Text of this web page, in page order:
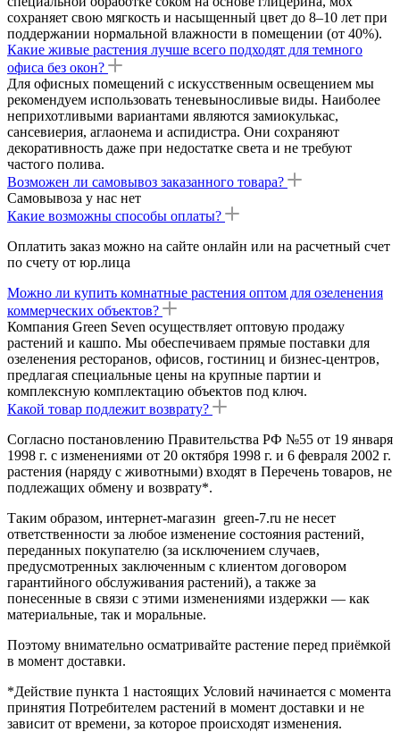
сохраняет свою мягкость и насыщенный цвет до 8–10 лет при
поддержании нормальной влажности в помещении (от 40%).
Какие живые растения лучше всего подходят для темного
офиса без окон?
Для офисных помещений с искусственным освещением мы
рекомендуем использовать теневыносливые виды. Наиболее
неприхотливыми вариантами являются замиокулькас,
сансевиерия, аглаонема и аспидистра. Они сохраняют
декоративность даже при недостатке света и не требуют
частого полива.
Возможен ли самовывоз заказанного товара?
Самовывоза у нас нет
Какие возможны способы оплаты?
Оплатить заказ можно на сайте онлайн или на расчетный счет
по счету от юр.лица
Можно ли купить комнатные растения оптом для озеленения
коммерческих объектов?
Компания Green Seven осуществляет оптовую продажу
растений и кашпо. Мы обеспечиваем прямые поставки для
озеленения ресторанов, офисов, гостиниц и бизнес-центров,
предлагая специальные цены на крупные партии и
комплексную комплектацию объектов под ключ.
Какой товар подлежит возврату?
Согласно постановлению Правительства РФ №55 от 19 января
1998 г. с изменениями от 20 октября 1998 г. и 6 февраля 2002 г.
растения (наряду с животными) входят в Перечень товаров, не
подлежащих обмену и возврату*.
Таким образом, интернет-магазин green-7.ru не несет
ответственности за любое изменение состояния растений,
переданных покупателю (за исключением случаев,
предусмотренных заключенным с клиентом договором
гарантийного обслуживания растений), а также за
понесенные в связи с этими изменениями издержки — как
материальные, так и моральные.
Поэтому внимательно осматривайте растение перед приёмкой
в момент доставки.
*Действие пункта 1 настоящих Условий начинается с момента
принятия Потребителем растений в момент доставки и не
зависит от времени, за которое происходят изменения.